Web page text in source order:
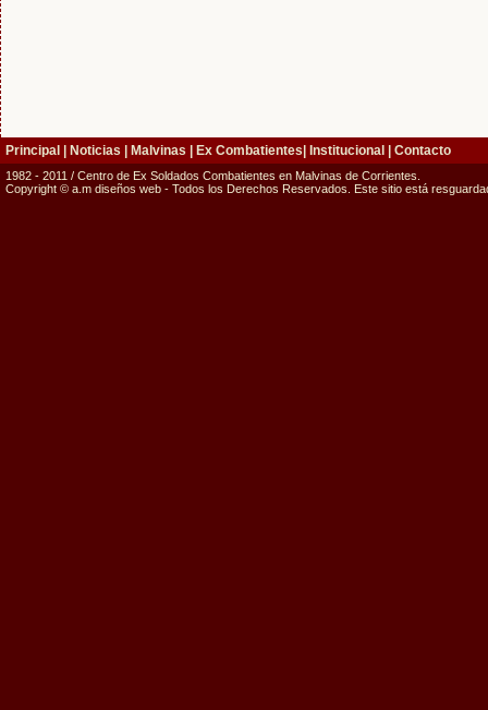
Principal Noticias Malvinas Ex Combatientes Institucional Contacto
1982 - 2011 / Centro de Ex Soldados Combatientes en Malvinas de Corrientes.
Copyright © a.m diseños web - Todos los Derechos Reservados. Este sitio está